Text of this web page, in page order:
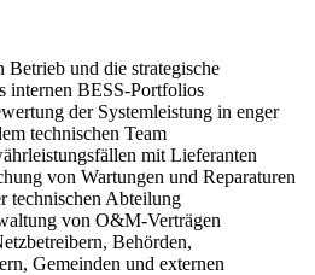
und die strategische
internen BESS-Portfolios
der Systemleistung in enger
technischen Team
mit Lieferanten
von Wartungen und Reparaturen
technischen Abteilung
von O&M-Verträgen
Behörden,
Gemeinden und externen